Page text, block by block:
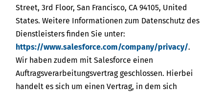
Street, 3rd Floor, San Francisco, CA 94105, United
States. Weitere Informationen zum Datenschutz des
Dienstleisters finden Sie unter:
https://www.salesforce.com/company/privacy/.
Wir haben zudem mit Salesforce einen
Auftragsverarbeitungsvertrag geschlossen. Hierbei
handelt es sich um einen Vertrag, in dem sich